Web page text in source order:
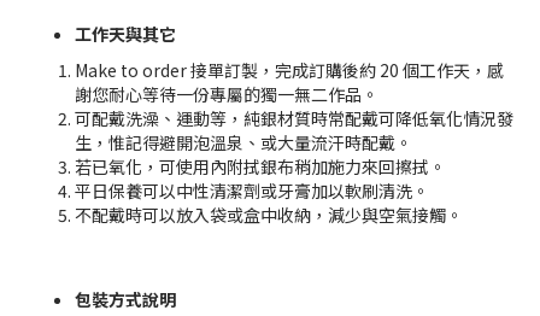
工作天與其它
Make to order 接單訂製，完成訂購後約 20 個工作天，感
謝您耐心等待一份專屬的獨一無二作品。
可配戴洗澡、運動等，純銀材質時常配戴可降低氧化情況發
生，惟記得避開泡溫泉、或大量流汗時配戴。
若已氧化，可使用內附拭銀布稍加施力來回擦拭。
平日保養可以中性清潔劑或牙膏加以軟刷清洗。
不配戴時可以放入袋或盒中收納，減少與空氣接觸。
包裝方式說明